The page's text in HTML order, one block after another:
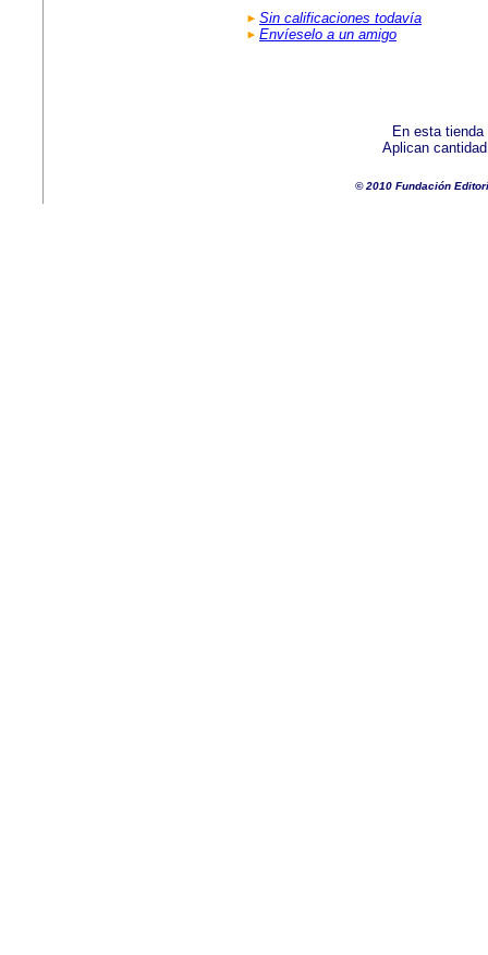
Sin calificaciones todavía
Envíeselo a un amigo
En esta
Aplican
© 2010 Fundación